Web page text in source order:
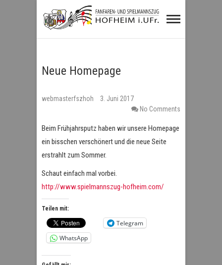
Fanfaren- und
Spielmannszug
Neue Homepage
webmasterfszhoh
3. Juni 2017
No Comments
Beim Frühjahrsputz haben wir unsere Homepage
ein bisschen verschönert und die neue Seite
erstrahlt zum Sommer.
Schaut einfach mal vorbei.
http://www.spielmannszug-hofheim.com/
Teilen mit:
Telegram
WhatsApp